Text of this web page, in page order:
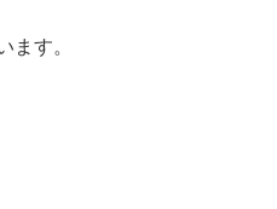
す。